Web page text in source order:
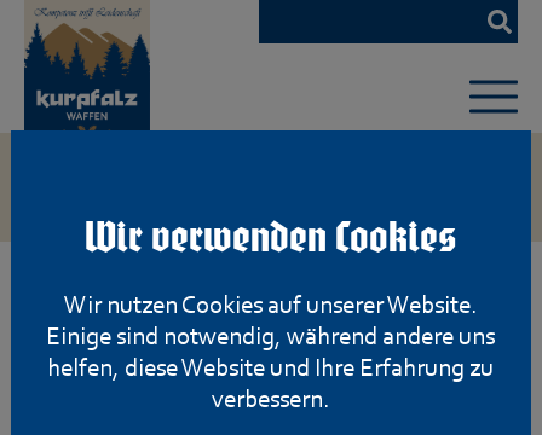
Wir verwenden Cookies
Wir nutzen Cookies auf unserer Website.
Einige sind notwendig, während andere uns
helfen, diese Website und Ihre Erfahrung zu
verbessern.
Zum
Hauptinhalt
springen